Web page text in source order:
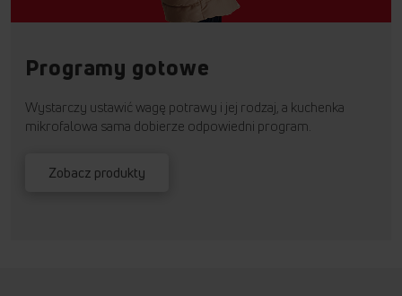
Programy gotowe
Wystarczy ustawić wagę potrawy i jej rodzaj, a kuchenka
mikrofalowa sama dobierze odpowiedni program.
Zobacz produkty